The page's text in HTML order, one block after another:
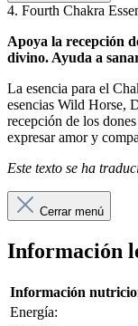
4. Fourth Chakra
Apoya la recepción
divino. Ayuda a
La esencia para el
esencias Wild Horse,
recepción de los
expresar amor y
Este texto se ha
Cerrar menú
Información
Información
Energía: